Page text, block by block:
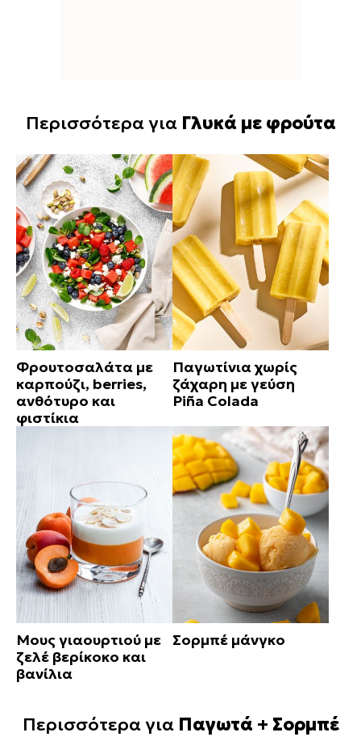
Περισσότερα για Γλυκά με φρούτα
Φρουτοσαλάτα με
καρπούζι, berries,
ανθότυρο και
φιστίκια
Παγωτίνια χωρίς
ζάχαρη με γεύση
Piña Colada
Μους γιαουρτιού με
ζελέ βερίκοκο και
βανίλια
Σορμπέ μάνγκο
Περισσότερα για Παγωτά + Σορμπέ